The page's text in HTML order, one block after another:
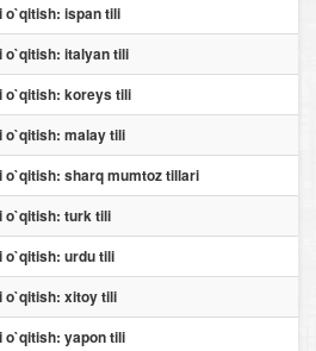
o`qitish: ispan tili
o`qitish: italyan tili
o`qitish: koreys tili
o`qitish: malay tili
o`qitish: sharq mumtoz tillari
o`qitish: turk tili
o`qitish: urdu tili
o`qitish: xitoy tili
o`qitish: yapon tili